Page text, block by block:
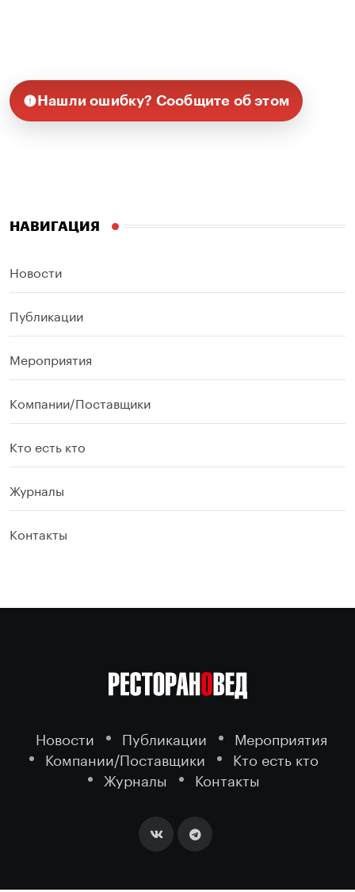
Нашли ошибку? Сообщите об этом
НАВИГАЦИЯ
Новости
Публикации
Мероприятия
Компании/Поставщики
Кто есть кто
Журналы
Контакты
Новости Публикации
Мероприятия
Компании/Поставщики
Кто есть кто
Журналы
Контакты